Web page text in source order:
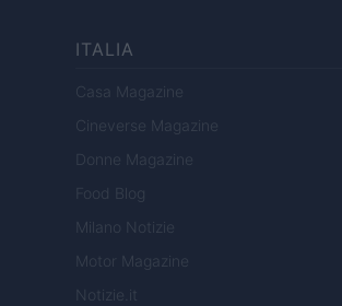
ITALIA
Casa Magazine
Cineverse Magazine
Donne Magazine
Food Blog
Milano Notizie
Motor Magazine
Notizie.it